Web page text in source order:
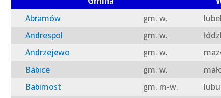
Abramów
gm. w.
Andrespol
gm. w.
Andrzejewo
gm. w.
Babice
gm. w.
Babimost
gm. m-w.